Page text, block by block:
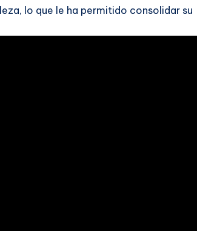
lo que le ha permitido consolidar su